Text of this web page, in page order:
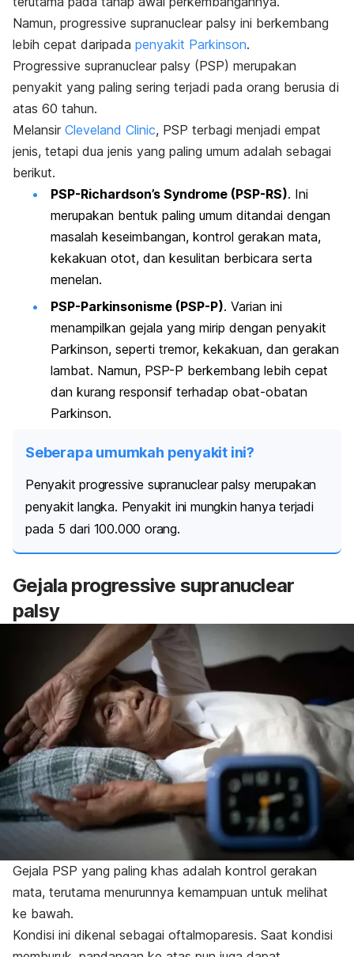
Namun, progressive supranuclear palsy ini berkembang
lebih cepat daripada penyakit Parkinson.
Progressive supranuclear palsy (PSP) merupakan
penyakit yang paling sering terjadi pada orang berusia di
atas 60 tahun.
Melansir Cleveland Clinic, PSP terbagi menjadi empat
jenis, tetapi dua jenis yang paling umum adalah sebagai
berikut.
PSP-Richardson’s Syndrome (PSP-RS). Ini
merupakan bentuk paling umum ditandai dengan
masalah keseimbangan, kontrol gerakan mata,
kekakuan otot, dan kesulitan berbicara serta
menelan.
PSP-Parkinsonisme (PSP-P). Varian ini
menampilkan gejala yang mirip dengan penyakit
Parkinson, seperti tremor, kekakuan, dan gerakan
lambat. Namun, PSP-P berkembang lebih cepat
dan kurang responsif terhadap obat-obatan
Parkinson.
Seberapa umumkah penyakit ini?
Penyakitprogressive supranuclear palsymerupakan
penyakit langka. Penyakit ini mungkin hanya terjadi
pada 5 dari 100.000 orang.
Gejala progressive supranuclear
palsy
Gejala PSP yang paling khas adalah kontrol gerakan
mata, terutama menurunnya kemampuan untuk melihat
ke bawah.
Kondisi ini dikenal sebagai oftalmoparesis. Saat kondisi